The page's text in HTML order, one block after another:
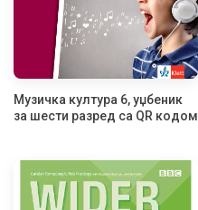
Музичка култура 6, уџбеник
за шести разред са QR кодом